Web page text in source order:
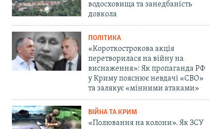
водосховища та занедбаність
довкола
ПОЛІТИКА
«Короткострокова акція
перетворилася на війну на
виснаження»: Як пропаганда РФ
у Криму пояснює невдачі «СВО»
та залякує «мінними атаками»
ВІЙНА ТА КРИМ
«Полювання на колони». Як ЗСУ